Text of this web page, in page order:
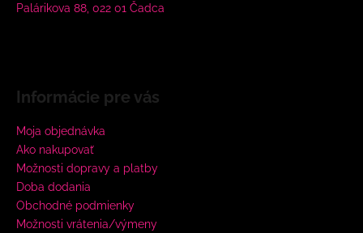
Palárikova 88, 022 01 Čadca
Informácie pre vás
Moja objednávka
Ako nakupovať
Možnosti dopravy a platby
Doba dodania
Obchodné podmienky
Možnosti vrátenia/výmeny